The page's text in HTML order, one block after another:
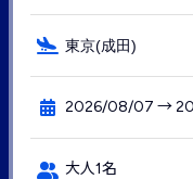
東京(成田)
2026/08/07 →
大人1名